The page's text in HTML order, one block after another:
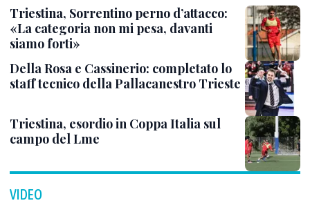
Triestina, Sorrentino perno d’attacco:
«La categoria non mi pesa, davanti
siamo forti»
Della Rosa e Cassinerio: completato lo
staff tecnico della Pallacanestro Trieste
Triestina, esordio in Coppa Italia sul
campo del Lme
VIDEO